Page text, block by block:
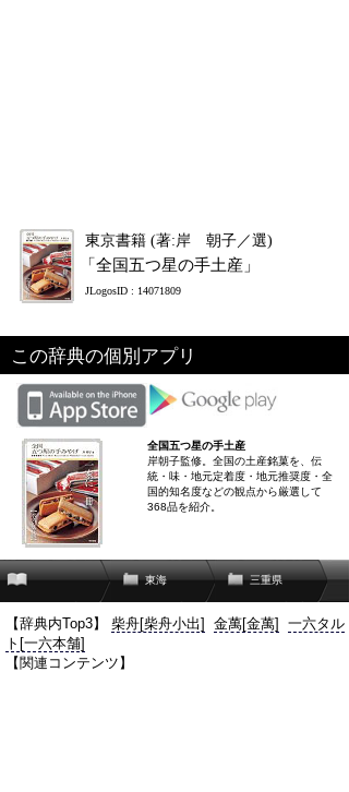
東京書籍 (著:岸 朝子／選)
「全国五つ星の手土産」
JLogosID : 14071809
この辞典の個別アプリ
全国五つ星の手土産
岸朝子監修。全国の土産銘菓を、伝
統・味・地元定着度・地元推奨度・全
国的知名度などの観点から厳選して
368品を紹介。
東海 三重県
【辞典内Top3】 柴舟[柴舟小出] 金萬[金萬]
一六タル
ト[一六本舗]
【関連コンテンツ】